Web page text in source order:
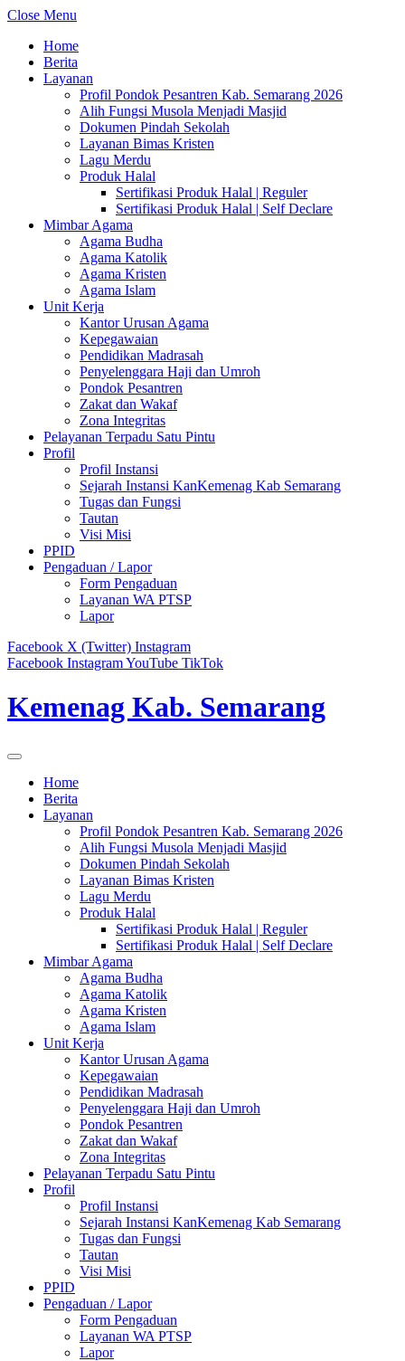
Close Menu
Home
Berita
Layanan
Profil Pondok Pesantren Kab. Semarang 2026
Alih Fungsi Musola Menjadi Masjid
Dokumen Pindah Sekolah
Layanan Bimas Kristen
Lagu Merdu
Produk Halal
Sertifikasi Produk Halal | Reguler
Sertifikasi Produk Halal | Self Declare
Mimbar Agama
Agama Budha
Agama Katolik
Agama Kristen
Agama Islam
Unit Kerja
Kantor Urusan Agama
Kepegawaian
Pendidikan Madrasah
Penyelenggara Haji dan Umroh
Pondok Pesantren
Zakat dan Wakaf
Zona Integritas
Pelayanan Terpadu Satu Pintu
Profil
Profil Instansi
Sejarah Instansi KanKemenag Kab Semarang
Tugas dan Fungsi
Tautan
Visi Misi
PPID
Pengaduan / Lapor
Form Pengaduan
Layanan WA PTSP
Lapor
Facebook X (Twitter) Instagram
Facebook InstagramYouTube TikTok
Kemenag Kab. Semarang
Home
Berita
Layanan
Profil Pondok Pesantren Kab. Semarang 2026
Alih Fungsi Musola Menjadi Masjid
Dokumen Pindah Sekolah
Layanan Bimas Kristen
Lagu Merdu
Produk Halal
Sertifikasi Produk Halal | Reguler
Sertifikasi Produk Halal | Self Declare
Mimbar Agama
Agama Budha
Agama Katolik
Agama Kristen
Agama Islam
Unit Kerja
Kantor Urusan Agama
Kepegawaian
Pendidikan Madrasah
Penyelenggara Haji dan Umroh
Pondok Pesantren
Zakat dan Wakaf
Zona Integritas
Pelayanan Terpadu Satu Pintu
Profil
Profil Instansi
Sejarah Instansi KanKemenag Kab Semarang
Tugas dan Fungsi
Tautan
Visi Misi
PPID
Pengaduan / Lapor
Form Pengaduan
Layanan WA PTSP
Lapor